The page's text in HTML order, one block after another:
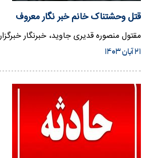
قتل وحشتناک خانم خبر نگار معروف
مقتول منصوره قدیری جاوید، خبرنگار
۲۱ آبان ۱۴۰۳